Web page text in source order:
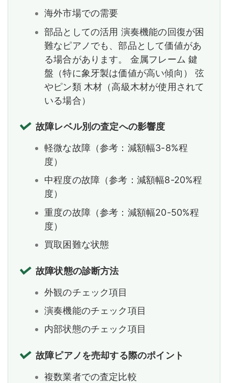
海外市場での需要
部品としての活用 演奏機能の回復が困
難なピアノでも、部品として価値があ
る場合があります。 金属フレーム 鍵
盤（特に象牙製は価値が高い傾向） 弦
やピン類 木材（高級木材が使用されて
いる場合）
故障レベル別の査定への影響度
軽微な故障（参考：減額幅3-8%程
度）
中程度の故障（参考：減額幅8-20%程
度）
重度の故障（参考：減額幅20-50%程
度）
買取困難な状態
故障状態の診断方法
外観のチェック項目
演奏機能のチェック項目
内部状態のチェック項目
故障ピアノを売却する際のポイント
複数業者での査定比較